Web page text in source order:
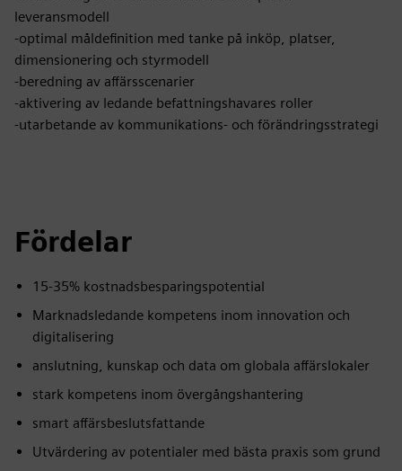
leveransmodell
-optimal måldefinition med tanke på inköp, platser,
dimensionering och styrmodell
-beredning av affärsscenarier
-aktivering av ledande befattningshavares roller
-utarbetande av kommunikations- och förändringsstrategi
Fördelar
15-35% kostnadsbesparingspotential
Marknadsledande kompetens inom innovation och
digitalisering
anslutning, kunskap och data om globala affärslokaler
stark kompetens inom övergångshantering
smart affärsbeslutsfattande
Utvärdering av potentialer med bästa praxis som grund